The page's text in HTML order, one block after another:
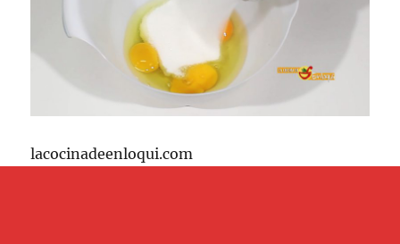
lacocinadeenloqui.com